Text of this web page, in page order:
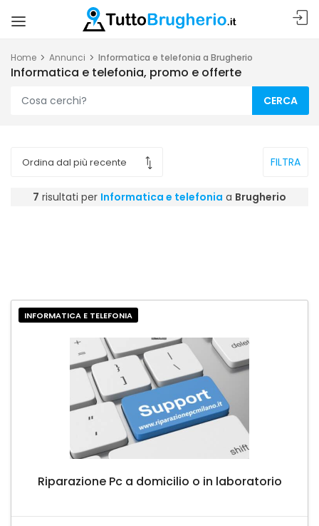
Home Annunci Informatica e telefonia a Brugherio
Informatica e telefonia, promo e offerte
CERCA
FILTRA
7 risultati per Informatica e telefonia a Brugherio
INFORMATICA E TELEFONIA
Riparazione Pc a domicilio o in laboratorio